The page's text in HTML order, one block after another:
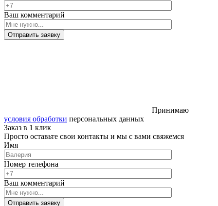
Ваш комментарий
Отправить заявку
Принимаю
условия обработки персональных данных
Заказ в 1 клик
Просто оставьте свои контакты и мы с вами свяжемся
Имя
Номер телефона
Ваш комментарий
Отправить заявку